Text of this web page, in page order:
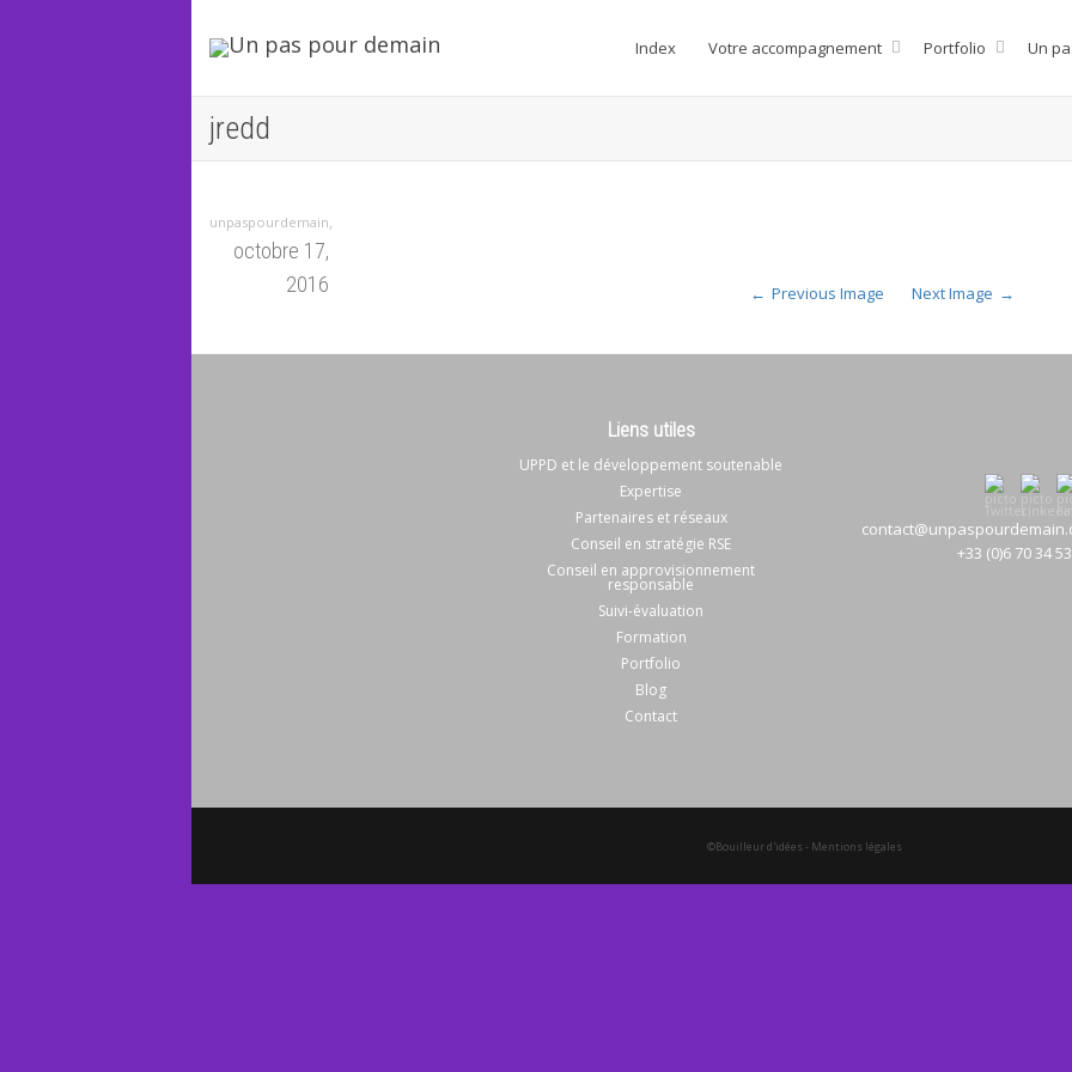
Index Votre accompagnement Portfolio Un
jredd
unpaspourdemain,
octobre 17,
2016
Previous Image Next Image
Liens utiles
UPPD et le développement soutenable
Expertise
Partenaires et réseaux
Conseil en stratégie RSE
Conseil en approvisionnement
responsable
Suivi-évaluation
Formation
Portfolio
Blog
Contact
+33 (0)6 70 34
©Bouilleur d'idées - Mentions légales